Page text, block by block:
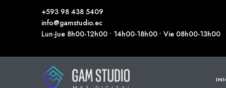
+593 98 438 5409
info@gamstudio.ec
Lun-Jue 8h00-12h00 • 14h00-18h00 • Vie 08h00-13h00